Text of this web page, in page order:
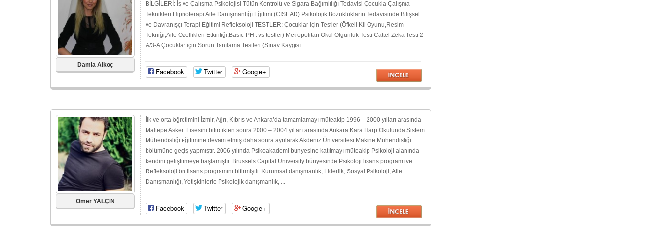
Damla Alkoç
BİLGİLERİ: İş ve Çalışma Psikolojisi Tütün Kontrolü ve Sigara Bağımlılığı Tedavisi Çocukla Çalışma
Teknikleri Hipnoterapi Aile Danışmanlığı Eğitimi (CİSEAD) Psikolojik Bozuklukların Tedavisinde Bilişsel
ve Davranışçı Terapi Eğitimi Refleksoloji TESTLER: Çocuklar için Testler (Öfkeli Kil Oyunu,Resim
Tekniği,Aile Özellikleri Etkinliği,Basıc-PH ..vs testler) Metropolitan Okul Olgunluk Testi Cattel Zeka Testi 2-
A/3-A Çocuklar için Sorun Tanılama Testleri (Sınav Kaygısı ...
Facebook Twitter Google+
Ömer YALÇIN
İlk ve orta öğretimini İzmir, Ağrı, Kıbrıs ve Ankara’da tamamlamayı müteakip 1996 – 2000 yılları arasında
Maltepe Askeri Lisesini bitirdikten sonra 2000 – 2004 yılları arasında Ankara Kara Harp Okulunda Sistem
Mühendisliği eğitimine devam etmiş daha sonra ayrılarak Akdeniz Üniversitesi Makine Mühendisliği
bölümüne geçiş yapmıştır. 2006 yılında Psikoakademi bünyesine katılmayı müteakip Psikoloji alanında
kendini geliştirmeye başlamıştır. Brussels Capital University bünyesinde Psikoloji lisans programı ve
Refleksoloji ön lisans programını bitirmiştir. Kurumsal danışmanlık, Liderlik, Sosyal Psikoloji, Aile
Danışmanlığı, Yetişkinlerle Psikolojik danışmanlık, ...
Facebook Twitter Google+